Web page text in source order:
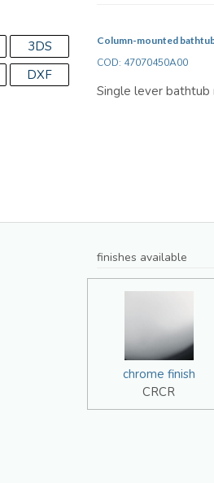
3DS
DXF
Column-mounted
COD: 47070450A00
Single lever bathtub
finishes available
chrome finish
CRCR